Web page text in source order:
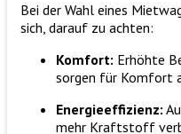
Bei der Wahl eines
sich, darauf zu achten:
Komfort: Erhöhte
sorgen für Komfort
Energieeffizienz:
mehr Kraftstoff